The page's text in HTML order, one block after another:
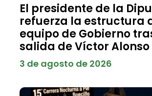
El presidente de la
refuerza la estructura
equipo de Gobierno
salida de Víctor
3 de agosto de 2026